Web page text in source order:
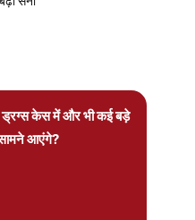
ड्रग्स केस में और भी कई बड़े
सामने आएंगे?